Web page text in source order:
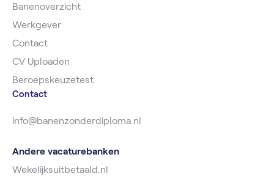
Banenoverzicht
Werkgever
Contact
CV Uploaden
Beroepskeuzetest
Contact
info@banenzonderdiploma.nl
Andere vacaturebanken
Wekelijksuitbetaald.nl